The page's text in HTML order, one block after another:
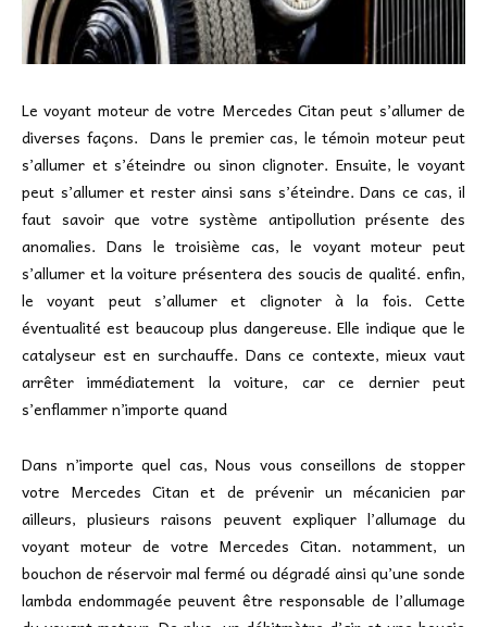
Le voyant moteur de votre Mercedes Citan peut s’allumer de
diverses façons. Dans le premier cas, le témoin moteur peut
s’allumer et s’éteindre ou sinon clignoter. Ensuite, le voyant
peut s’allumer et rester ainsi sans s’éteindre. Dans ce cas, il
faut savoir que votre système antipollution présente des
anomalies. Dans le troisième cas, le voyant moteur peut
s’allumer et la voiture présentera des soucis de qualité. enfin,
le voyant peut s’allumer et clignoter à la fois. Cette
éventualité est beaucoup plus dangereuse. Elle indique que le
catalyseur est en surchauffe. Dans ce contexte, mieux vaut
arrêter immédiatement la voiture, car ce dernier peut
s’enflammer n’importe quand
Dans n’importe quel cas, Nous vous conseillons de stopper
votre Mercedes Citan et de prévenir un mécanicien par
ailleurs, plusieurs raisons peuvent expliquer l’allumage du
voyant moteur de votre Mercedes Citan. notamment, un
bouchon de réservoir mal fermé ou dégradé ainsi qu’une sonde
lambda endommagée peuvent être responsable de l’allumage